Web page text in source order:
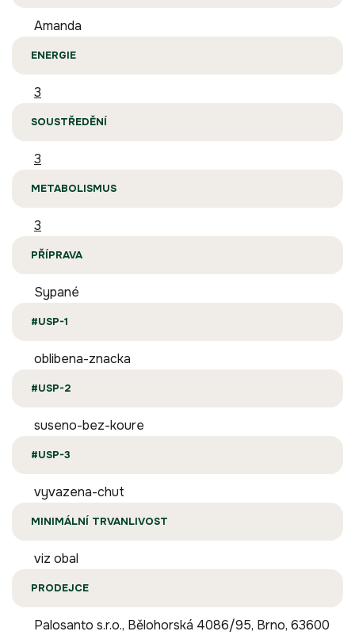
Amanda
ENERGIE
3
SOUSTŘEDĚNÍ
3
METABOLISMUS
3
PŘÍPRAVA
Sypané
#USP-1
oblibena-znacka
#USP-2
suseno-bez-koure
#USP-3
vyvazena-chut
MINIMÁLNÍ TRVANLIVOST
viz obal
PRODEJCE
Palosanto s.r.o., Bělohorská 4086/95, Brno, 63600